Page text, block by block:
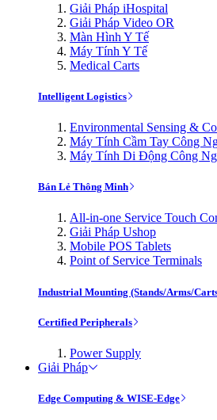
Giải Pháp iHospital
Giải Pháp Video OR
Màn Hình Y Tế
Máy Tính Y Tế
Medical Carts
Intelligent Logistics
Environmental Sensing &
Máy Tính Cầm Tay Công
Máy Tính Di Động Công
Bán Lẻ Thông Minh
All-in-one Service Touch
Giải Pháp Ushop
Mobile POS Tablets
Point of Service Terminals
Industrial Mounting (Stands/Arms/
Certified Peripherals
Power Supply
Giải Pháp
Edge Computing & WISE-Edge